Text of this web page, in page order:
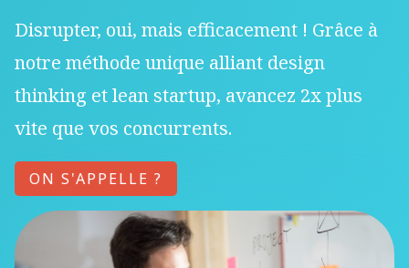
Disrupter, oui, mais efficacement ! Grâce à
notre méthode unique alliant design
thinking et lean startup, avancez 2x plus
vite que vos concurrents.
ON S'APPELLE ?